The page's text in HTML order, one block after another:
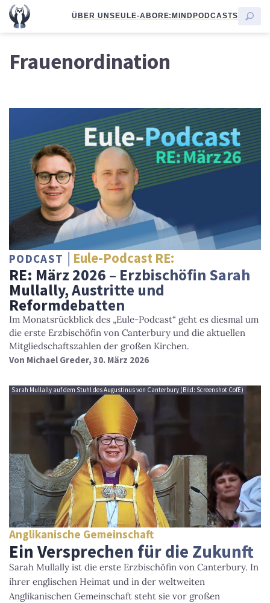
ÜBER UNSEULE-ABORE:MINDPODCASTS
Frauenordination
PODCAST Eule-Podcast RE:
RE: März 2026 – Erzbischöfin Sarah
Mullally, Austritte und
Reformdebatten
Im Monatsrückblick des „Eule-Podcast“ geht es diesmal um
die erste Erzbischöfin von Canterbury und die aktuellen
Mitgliedschaftszahlen der großen Kirchen.
Von Michael Greder, 30. März 2026
Sarah Mullally auf dem Stuhl des Augustinus von Canterbury (Bild: Screenshot CofE)
Anglikanische Gemeinschaft
Ein Versprechen für die Zukunft
Sarah Mullally ist die erste Erzbischöfin von Canterbury. In
ihrer englischen Heimat und in der weltweiten
Anglikanischen Gemeinschaft steht sie vor großen